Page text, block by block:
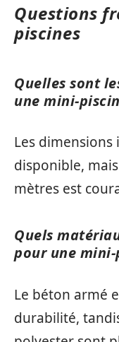
Questions
piscines
Quelles sont
une mini-
Les dimensions
disponible,
mètres est
Quels
pour une mini-
Le béton armé
durabilité,